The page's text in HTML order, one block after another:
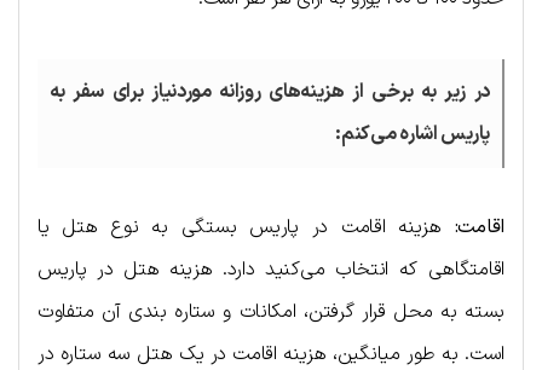
در زیر به برخی از هزینه‌های روزانه موردنیاز برای سفر به
پاریس اشاره می‌کنم:
اقامت: هزینه اقامت در پاریس بستگی به نوع هتل یا
اقامتگاهی که انتخاب می‌کنید دارد. هزینه هتل در پاریس
بسته به محل قرار گرفتن، امکانات و ستاره بندی آن متفاوت
است. به طور میانگین، هزینه اقامت در یک هتل سه ستاره در